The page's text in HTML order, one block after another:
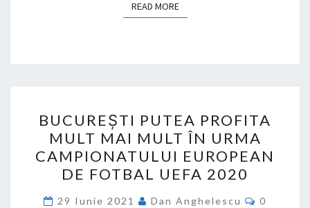
READ MOREREAD MORE
PUTEA
PROFITA
MULT
MAI
MULT
BUCUREȘTI PUTEA PROFITA
MULT MAI MULT ÎN URMA
CAMPIONATULUI EUROPEAN
DE FOTBAL UEFA 2020
29 Iunie 2021 Dan Anghelescu
0